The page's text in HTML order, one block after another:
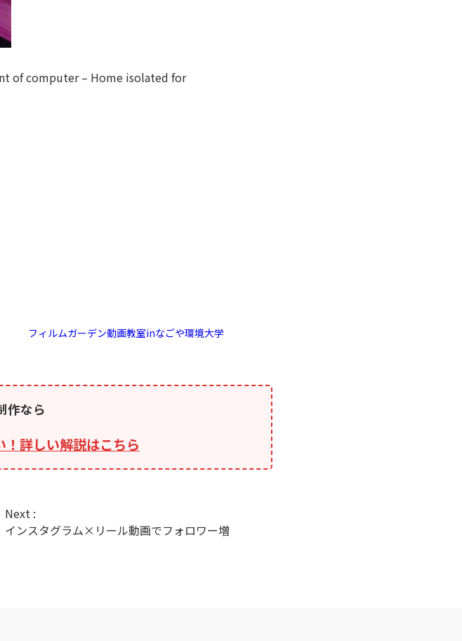
of computer – Home isolated for
フィルムガーデン動画教室inなごや環境大学
作なら
！詳しい解説はこちら
Next :
インスタグラム×リール動画でフォロワー増